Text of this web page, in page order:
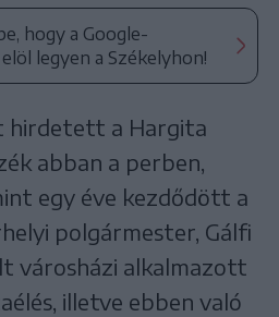
hogy a Google-
legyen a Székelyhon!
hirdetett a Hargita
abban a perben,
egy éve kezdődött a
polgármester, Gálfi
városházi alkalmazott
illetve ebben való